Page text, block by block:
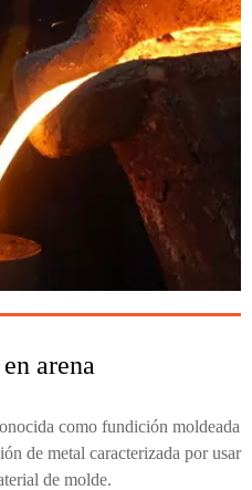
arena
como fundición moldeada
de metal caracterizada por usar
de molde.